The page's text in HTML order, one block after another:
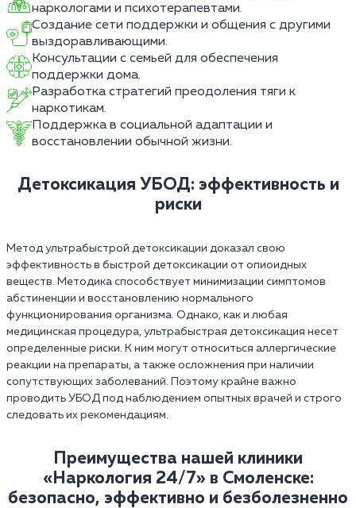
наркологами и психотерапевтами.
Создание сети поддержки и общения с другими
выздоравливающими.
Консультации с семьей для обеспечения
поддержки дома.
Разработка стратегий преодоления тяги к
наркотикам.
Поддержка в социальной адаптации и
восстановлении обычной жизни.
Детоксикация УБОД: эффективность и
риски
Метод ультрабыстрой детоксикации доказал свою
эффективность в быстрой детоксикации от опиоидных
веществ. Методика способствует минимизации симптомов
абстиненции и восстановлению нормального
функционирования организма. Однако, как и любая
медицинская процедура, ультрабыстрая детоксикация несет
определенные риски. К ним могут относиться аллергические
реакции на препараты, а также осложнения при наличии
сопутствующих заболеваний. Поэтому крайне важно
проводить УБОД под наблюдением опытных врачей и строго
следовать их рекомендациям.
Преимущества нашей клиники
«Наркология 24/7» в Смоленске:
безопасно, эффективно и безболезненно